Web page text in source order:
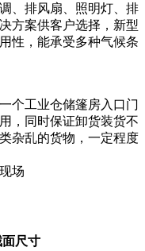
、排风扇、照明灯、排
方案供客户选择，新型
性，能承受多种气候条
个工业仓储篷房入口门
，同时保证卸货装货不
杂乱的货物，一定程度
场
尺寸